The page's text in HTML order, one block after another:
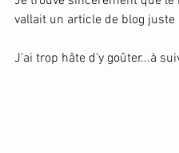
vallait un article de blog juste
J'ai trop hâte d'y goûter...à